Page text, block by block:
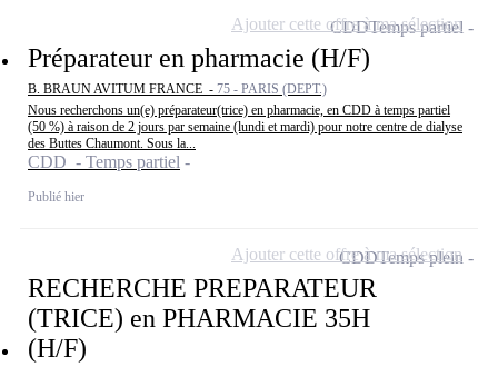
Préparateur en pharmacie (H/F)
B. BRAUN AVITUM FRANCE - 75 - PARIS (DEPT.)
Nous recherchons un(e) préparateur(trice) en pharmacie, en CDD à temps partiel
(50 %) à raison de 2 jours par semaine (lundi et mardi) pour notre centre de dialyse
des Buttes Chaumont. Sous la...
CDD - Temps partiel
Publié hier
CDDTemps partiel
Ajouter cette offre à ma sélection
RECHERCHE PREPARATEUR
(TRICE) en PHARMACIE 35H
(H/F)
CDDTemps plein
Ajouter cette offre à ma sélection